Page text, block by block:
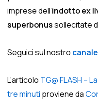
imprese dell’indotto ex
superbonussollecitate
Seguici sul nostro
L’articolo TG@ FLASH –
tre minuti proviene da